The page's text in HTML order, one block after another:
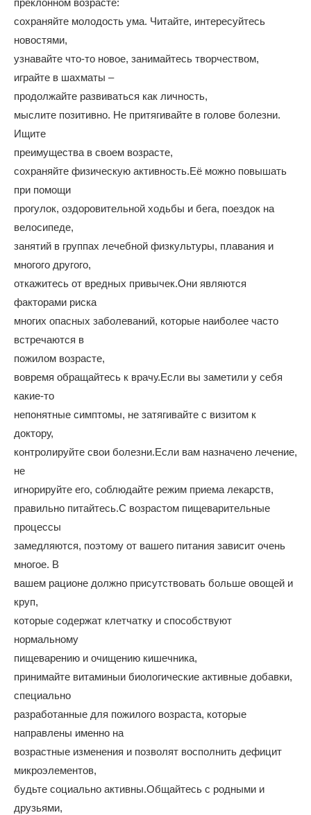
преклонном возрасте:
сохраняйте молодость ума. Читайте, интересуйтесь
новостями,
узнавайте что-то новое, занимайтесь творчеством,
играйте в шахматы –
продолжайте развиваться как личность,
мыслите позитивно. Не притягивайте в голове болезни.
Ищите
преимущества в своем возрасте,
сохраняйте физическую активность.Её можно повышать
при помощи
прогулок, оздоровительной ходьбы и бега, поездок на
велосипеде,
занятий в группах лечебной физкультуры, плавания и
многого другого,
откажитесь от вредных привычек.Они являются
факторами риска
многих опасных заболеваний, которые наиболее часто
встречаются в
пожилом возрасте,
вовремя обращайтесь к врачу.Если вы заметили у себя
какие-то
непонятные симптомы, не затягивайте с визитом к
доктору,
контролируйте свои болезни.Если вам назначено лечение,
не
игнорируйте его, соблюдайте режим приема лекарств,
правильно питайтесь.С возрастом пищеварительные
процессы
замедляются, поэтому от вашего питания зависит очень
многое. В
вашем рационе должно присутствовать больше овощей и
круп,
которые содержат клетчатку и способствуют
нормальному
пищеварению и очищению кишечника,
принимайте витаминыи биологические активные добавки,
специально
разработанные для пожилого возраста, которые
направлены именно на
возрастные изменения и позволят восполнить дефицит
микроэлементов,
будьте социально активны.Общайтесь с родными и
друзьями,